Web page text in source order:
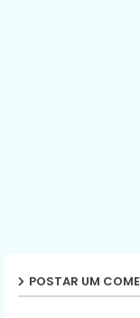
POSTAR UM